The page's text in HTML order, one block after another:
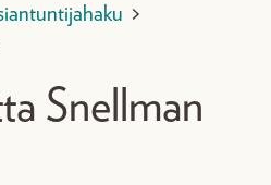
>
Snellman